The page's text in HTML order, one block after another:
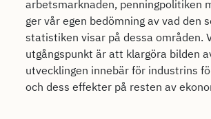
arbetsmarknaden, penningpolitiken
ger vår egen bedömning av vad den
statistiken visar på dessa områden.
utgångspunkt är att klargöra bilden
utvecklingen innebär för industrins
och dess effekter på resten av